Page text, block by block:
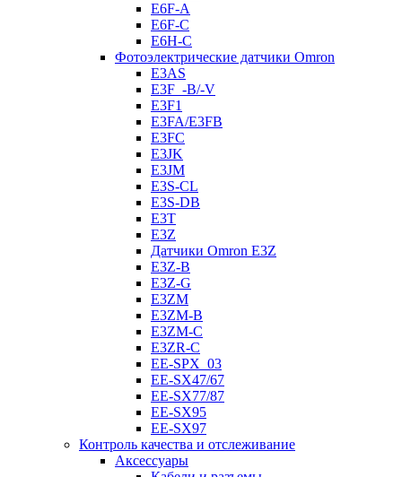
E6F-A
E6F-C
E6H-C
Фотоэлектрические датчики Omron
E3AS
E3F_-B/-V
E3F1
E3FA/E3FB
E3FC
E3JK
E3JM
E3S-CL
E3S-DB
E3T
E3Z
Датчики Omron E3Z
E3Z-B
E3Z-G
E3ZM
E3ZM-B
E3ZM-C
E3ZR-C
EE-SPX_03
EE-SX47/67
EE-SX77/87
EE-SX95
EE-SX97
Контроль качества и отслеживание
Аксессуары